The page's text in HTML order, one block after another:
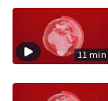
11 min